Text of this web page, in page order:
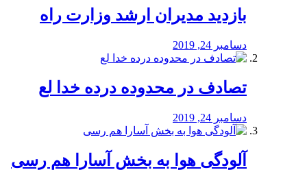
بازدید مدیران ارشد وزارت راه
دسامبر 24, 2019
تصادف در محدوده درده خدا لع
دسامبر 24, 2019
آلودگی هوا به بخش آسارا هم رسی